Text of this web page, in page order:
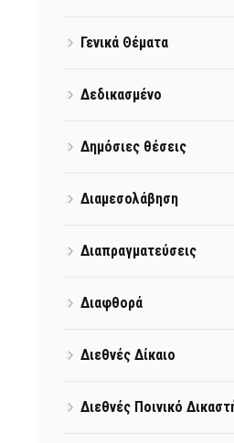
Γενικά Θέματα
Δεδικασμένο
Δημόσιες θέσεις
Διαμεσολάβηση
Διαπραγματεύσεις
Διαφθορά
Διεθνές Δίκαιο
Διεθνές Ποινικό